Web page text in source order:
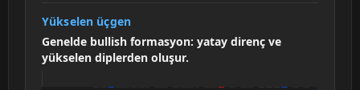
Yükselen üçgen
Genelde bullish formasyon: yatay direnç ve
yükselen diplerden oluşur.